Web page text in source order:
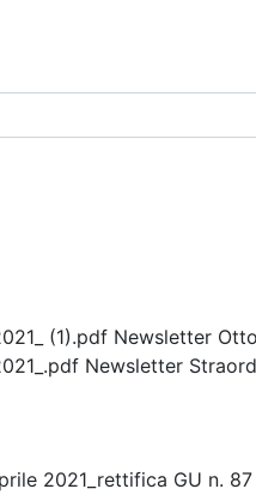
(1).pdf Newsletter
Newsletter
2021_rettifica GU n.